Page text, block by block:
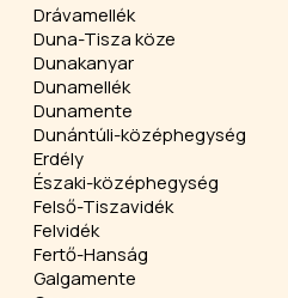
Drávamellék
Duna-Tisza köze
Dunakanyar
Dunamellék
Dunamente
Dunántúli-középhegység
Erdély
Északi-középhegység
Felső-Tiszavidék
Felvidék
Fertő-Hanság
Galgamente